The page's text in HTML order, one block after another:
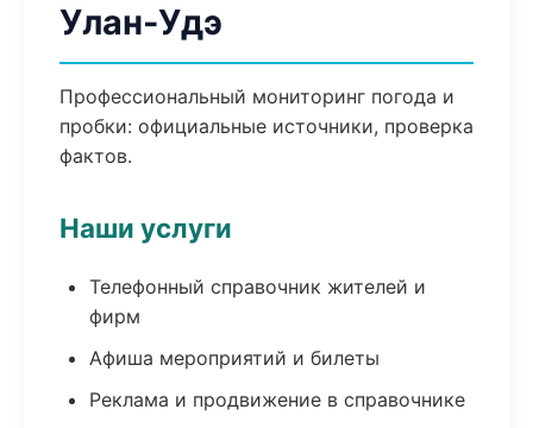
Улан-Удэ
Профессиональный мониторинг погода и
пробки: официальные источники, проверка
фактов.
Наши услуги
Телефонный справочник жителей и
фирм
Афиша мероприятий и билеты
Реклама и продвижение в справочнике